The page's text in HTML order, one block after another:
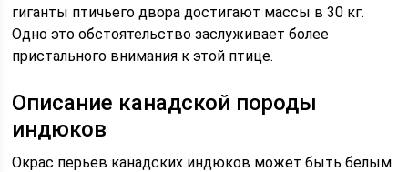
гиганты птичьего двора достигают массы в 30 кг.
Одно это обстоятельство заслуживает более
пристального внимания к этой птице.
Описание канадской породы
индюков
Окрас перьев канадских индюков может быть белым